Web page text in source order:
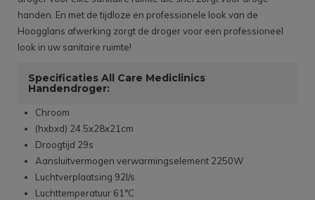
handen. En met de tijdloze en professionele look van de
Hoogglans afwerking zorgt de droger voor een professioneel
look in uw sanitaire ruimte!
Specificaties All Care Mediclinics
Handendroger:
Chroom
(hxbxd) 24.5x28x21cm
Droogtijd 29s
Aansluitvermogen verwarmingselement 2250W
Luchtverplaatsing 92l/s
Luchttemperatuur 61°C